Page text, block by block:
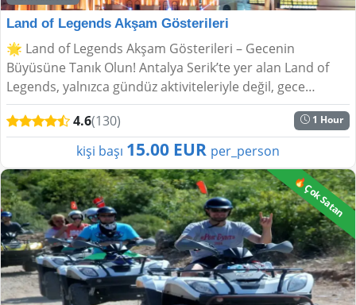
Land of Legends Akşam Gösterileri
🌟 Land of Legends Akşam Gösterileri – Gecenin
Büyüsüne Tanık Olun! Antalya Serik’te yer alan Land of
Legends, yalnızca gündüz aktiviteleriyle değil, gece
sunduğu eşsiz şovlarla da ziyaretçilerini b�...
4.6(130) 1 Hour
kişi başı 15.00 EUR per_person
🔥Çok Satan